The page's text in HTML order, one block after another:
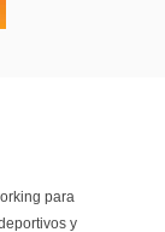
para
y